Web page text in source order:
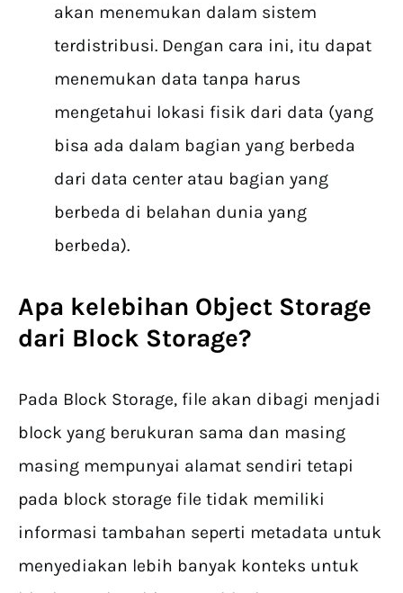
akan menemukan dalam sistem
terdistribusi. Dengan cara ini, itu dapat
menemukan data tanpa harus
mengetahui lokasi fisik dari data (yang
bisa ada dalam bagian yang berbeda
dari data center atau bagian yang
berbeda di belahan dunia yang
berbeda).
Apa kelebihan Object Storage
dari Block Storage?
Pada Block Storage, file akan dibagi menjadi
block yang berukuran sama dan masing
masing mempunyai alamat sendiri tetapi
pada block storage file tidak memiliki
informasi tambahan seperti metadata untuk
menyediakan lebih banyak konteks untuk